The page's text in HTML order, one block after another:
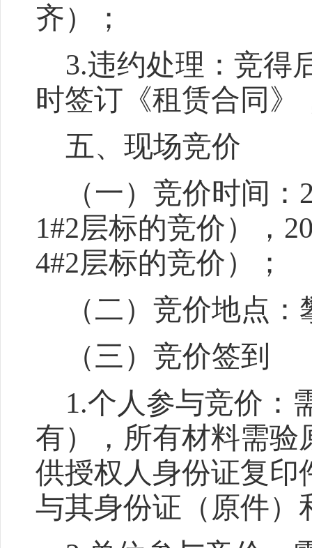
齐）
；
3.违约处理：竞得
时签订《租赁合同
五、现场竞价
（一）竞价时间：
1#2层标的竞价） ，
4#2层标的竞价）
；
（二）竞价地点：
（三）竞价签到
1.个人参与竞价：
有），所有材料需验
供授权人身份证复印
与其身份证（原件）